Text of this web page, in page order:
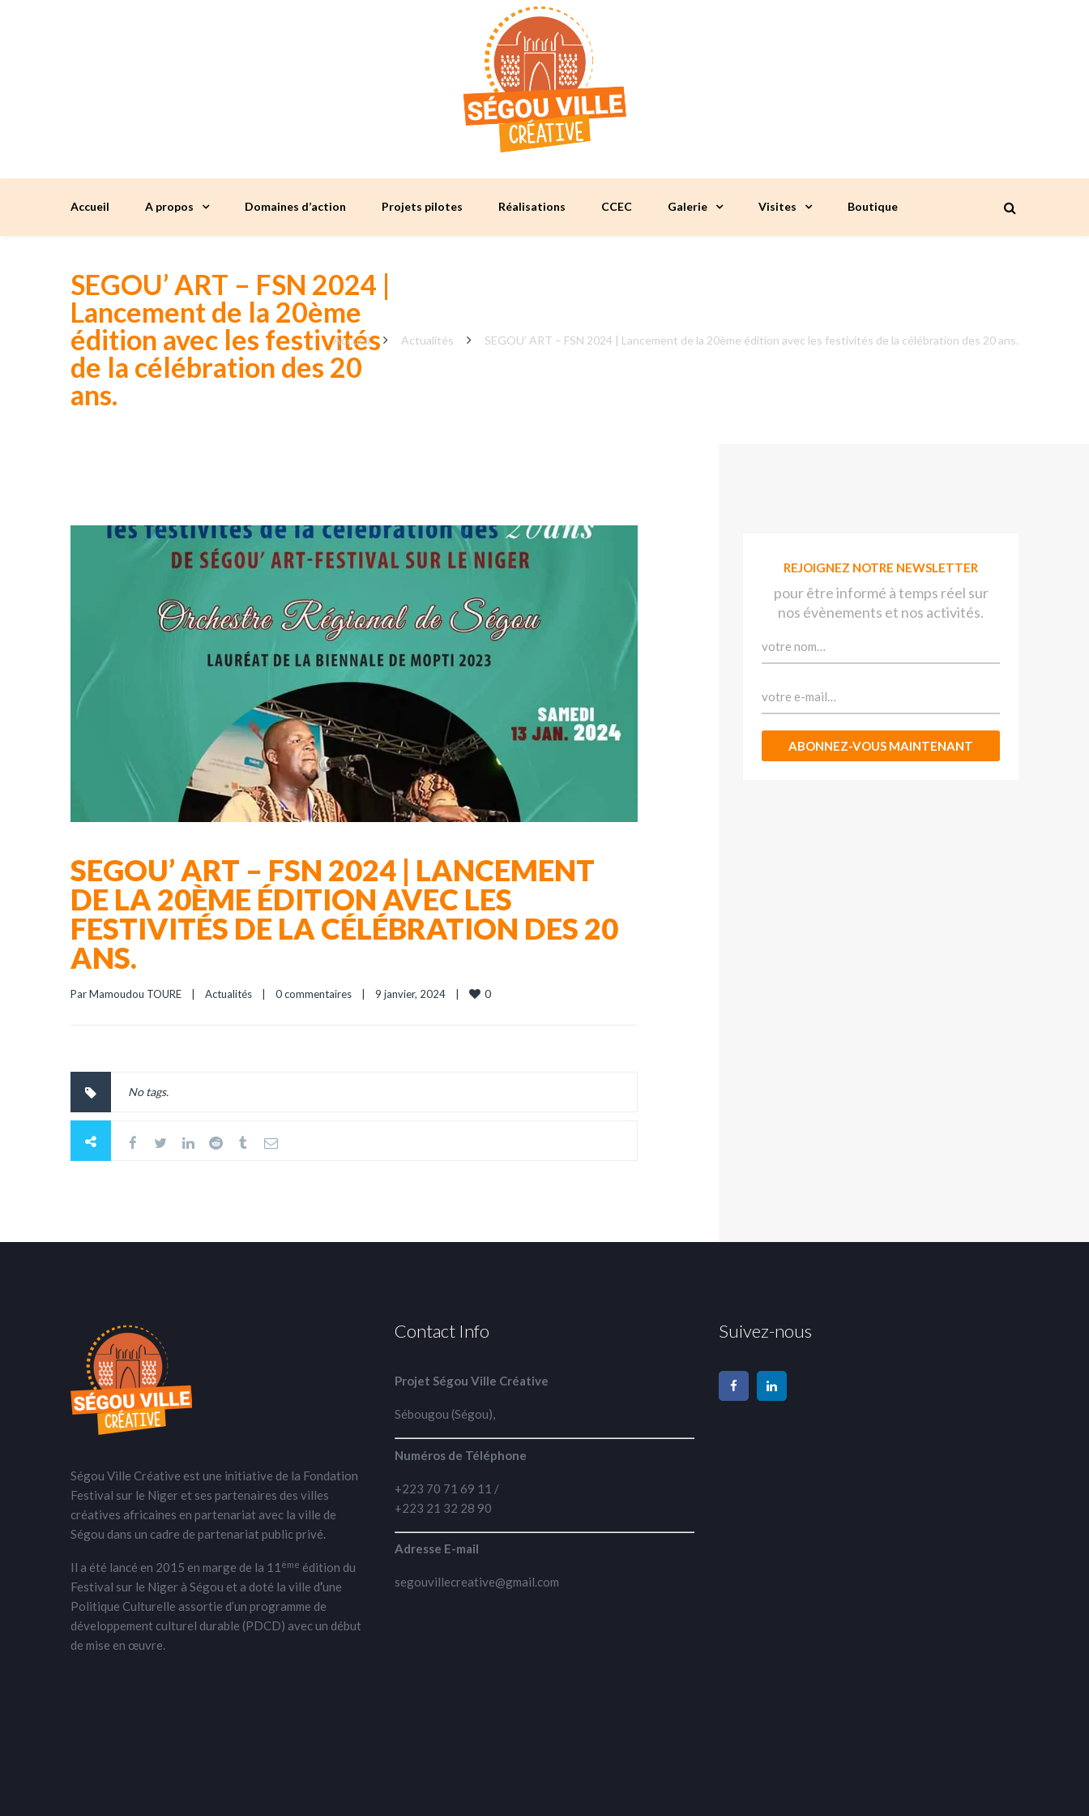
Accueil A propos Domaines d’action Projets pilotes Réalisations CCEC Galerie Visites Boutique
SEGOU’ ART – FSN 2024 |
Lancement de la 20ème
édition avec les festivités
de la célébration des 20
ans.
Accueil Actualités SEGOU’ ART – FSN 2024 | Lancement de la 20ème édition avec les festivités de la célébration des 20 ans.
SEGOU’ ART – FSN 2024 | LANCEMENT
DE LA 20ÈME ÉDITION AVEC LES
FESTIVITÉS DE LA CÉLÉBRATION DES 20
ANS.
Par Mamoudou TOURE Actualités 0 commentaires 9 janvier, 2024 0
No tags.
REJOIGNEZ NOTRE NEWSLETTER
pour être informé à temps réel sur
nos évènements et nos activités.
Ségou Ville Créative est une initiative de la Fondation
Festival sur le Niger et ses partenaires des villes
créatives africaines en partenariat avec la ville de
Ségou dans un cadre de partenariat public privé.
Il a été lancé en 2015 en marge de la 11 ème édition du
Festival sur le Niger à Ségou et a doté la ville d’une
Politique Culturelle assortie d’un programme de
développement culturel durable (PDCD) avec un début
de mise en œuvre.
Contact Info
Projet Ségou Ville Créative
Sébougou (Ségou),
Numéros de Téléphone
+223 70 71 69 11 /
+223 21 32 28 90
Adresse E-mail
segouvillecreative@gmail.com
Suivez-nous